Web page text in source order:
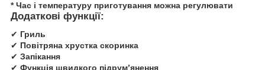
* Час і температуру приготування можна регулювати
Додаткові функції:
✔ Гриль
✔ Повітряна хрустка скоринка
✔ Запікання
✔ Функція швидкого підрум’янення